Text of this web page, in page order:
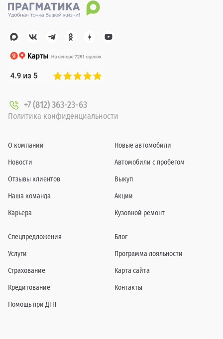
+7 (812) 363-23-63
Политика конфиденциальности
О компании
Новости
Отзывы клиентов
Наша команда
Карьера
Новые автомобили
Автомобили с пробегом
Выкуп
Акции
Кузовной ремонт
Спецпредложения
Услуги
Страхование
Кредитование
Помощь при ДТП
Блог
Программа лояльности
Карта сайта
Контакты